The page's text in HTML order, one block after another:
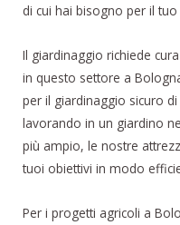
di cui hai bisogno per il
Il giardinaggio richiede
in questo settore a
per il giardinaggio sicuro
lavorando in un giardino
più ampio, le nostre
tuoi obiettivi in modo
Per i progetti agricoli a